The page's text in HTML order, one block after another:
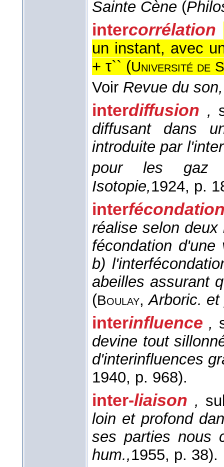
Sainte Cène (
intercorrélation
un instant, avec
+ τ`` (Université de
Voir Revue du
interdiffusion ,
diffusant dans
introduite par
pour les gaz
Isotopie,1924, p.
inter
réalise selon
fécondation
b)
abeilles assurant
(Boulay,Arboric.
interinfluence ,
devine tout
d'interinfluences
1940, p. 968).
inter-liaison ,
loin et profond
ses parties nous
hum.,1955, p. 38).